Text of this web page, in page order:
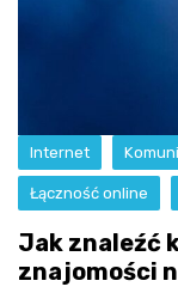
Internet
Łączność online
Jak znaleźć
znajomości